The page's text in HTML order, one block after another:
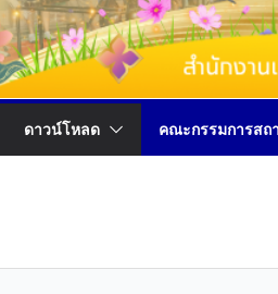
ดาวน์โหลด คณะกรรมการสถ